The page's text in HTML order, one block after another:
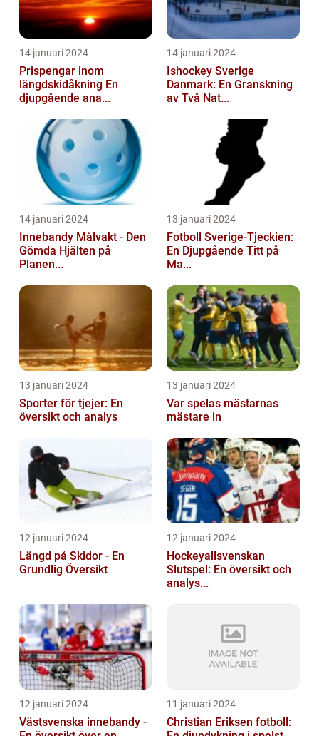
14 januari 2024
Prispengar inom
längdskidåkning En
djupgående ana...
14 januari 2024
Ishockey Sverige
Danmark: En Granskning
av Två Nat...
14 januari 2024
Innebandy Målvakt - Den
Gömda Hjälten på
Planen...
13 januari 2024
Fotboll Sverige-Tjeckien:
En Djupgående Titt på
Ma...
13 januari 2024
Sporter för tjejer: En
översikt och analys
13 januari 2024
Var spelas mästarnas
mästare in
12 januari 2024
Längd på Skidor - En
Grundlig Översikt
12 januari 2024
Hockeyallsvenskan
Slutspel: En översikt och
analys...
12 januari 2024
Västsvenska innebandy -
11 januari 2024
Christian Eriksen fotboll: